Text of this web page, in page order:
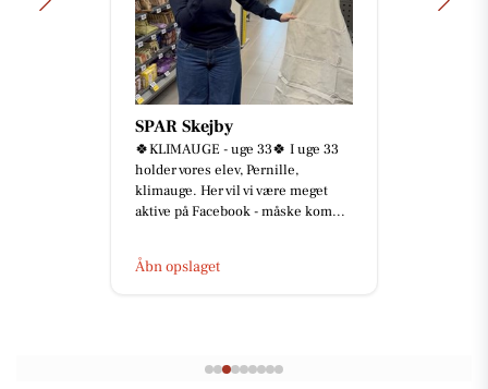
SPAR Skejby
🍀KLIMAUGE - uge 33🍀 I uge 33
holder vores elev, Pernille,
klimauge. Her vil vi være meget
aktive på Facebook - måske kom...
Åbn opslaget